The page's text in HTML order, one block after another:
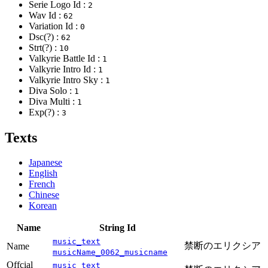
Serie Logo Id : 2
Wav Id : 62
Variation Id : 0
Dsc(?) : 62
Strt(?) : 10
Valkyrie Battle Id : 1
Valkyrie Intro Id : 1
Valkyrie Intro Sky : 1
Diva Solo : 1
Diva Multi : 1
Exp(?) : 3
Texts
Japanese
English
French
Chinese
Korean
Name
String Id
Name
music_text
musicName_0062_musicname
禁断のエリクシア
Offcial
music_text